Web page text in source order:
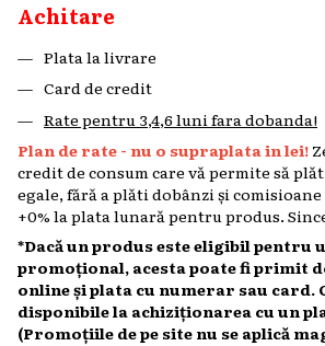
Achitare
Plata la livrare
Card de credit
Rate pentru 3,4,6 luni fara dobanda!
Plan de rate - nu o supraplata in lei!
credit de consum care vă permite să
egale, fără a plăti dobânzi și
+0% la plata lunară pentru produs.
*Dacă un produs este eligibil pentru
promoțional, acesta poate fi primit
online și plata cu numerar sau card.
disponibile la achiziționarea cu un
(Promoțiile de pe site nu se aplică